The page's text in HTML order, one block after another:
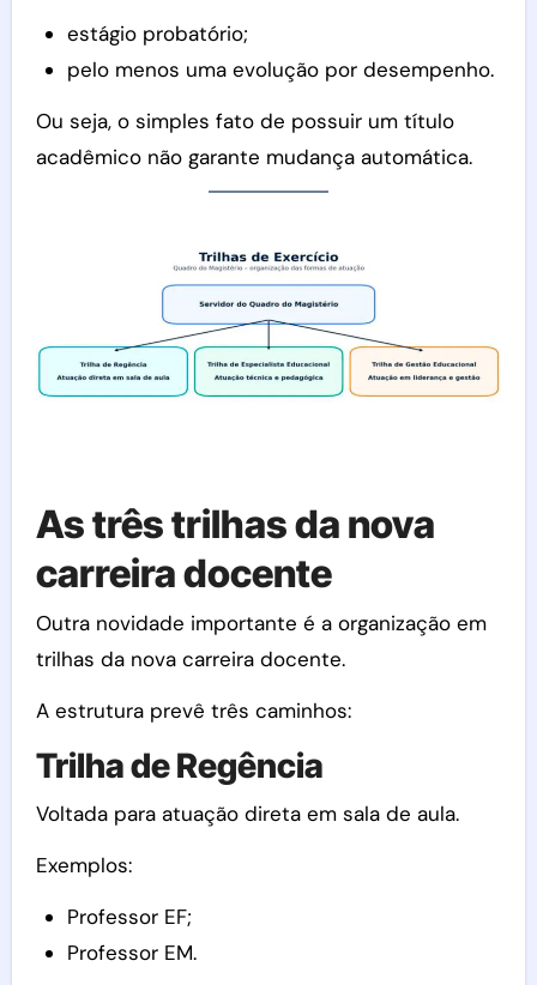
estágio probatório;
pelo menos uma evolução por desempenho.
Ou seja, o simples fato de possuir um título
acadêmico não garante mudança automática.
As três trilhas da nova
carreira docente
Outra novidade importante é a organização em
trilhas da nova carreira docente.
A estrutura prevê três caminhos:
Trilha de Regência
Voltada para atuação direta em sala de aula.
Exemplos:
Professor EF;
Professor EM.